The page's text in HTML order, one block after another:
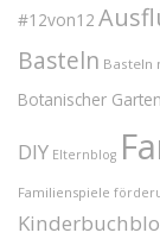
#12von12
Basteln Basteln
Botanischer Garten
DIY Elternblog
Familienspiele